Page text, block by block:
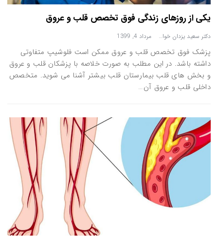
یکی از روزهای زندگی فوق تخصص قلب و عروق
دکتر سعید یزدان خواه مرداد 4, 1399
پزشک فوق تخصص قلب و عروق ممکن است فلوشیپ متفاوتی
داشته باشد. در این مطلب به صورت خلاصه با پزشکان قلب و عروق
و بخش های قلب بیمارستان قلب بیشتر آشنا می شوید. متخصص
داخلی قلب و عروق آن…